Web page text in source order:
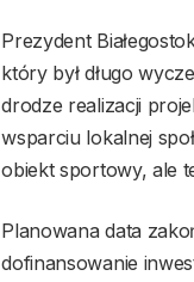
Prezydent
który był długo
drodze realizacji
wsparciu lokalnej
obiekt sportowy, ale
Planowana data
dofinansowanie